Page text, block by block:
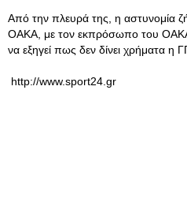
Από την πλευρά της, η αστυνομία
ΟΑΚΑ, με τον εκπρόσωπο του
να εξηγεί πως δεν δίνει χρήματα η
http://www.sport24.gr